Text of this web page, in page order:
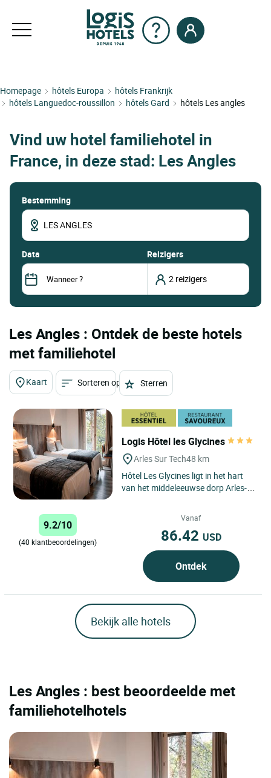
Homepage hôtels Europa
hôtels Frankrijk
hôtels Languedoc-roussillon
hôtels Gard hôtels Les angles
Vind uw hotel familiehotel in
France, in deze stad: Les Angles
Bestemming
data Reizigers
Les Angles : Ontdek de beste hotels
met familiehotel
Kaart Sorteren op Sterren
Logis Hôtel les Glycines
Arles Sur Tech48 km
Hôtel Les Glycines ligt in het hart
van het middeleeuwse dorp Arles-
9.2/10
(40 klantbeoordelingen)
Vanaf
86.42 USD
Ontdek
Bekijk alle hotels
Les Angles : best beoordeelde met
familiehotelhotels